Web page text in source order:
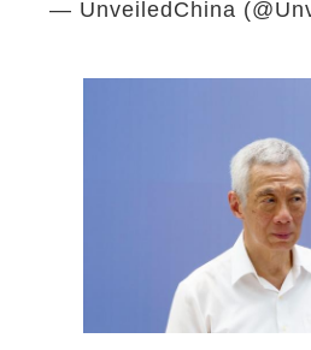
— UnveiledChina